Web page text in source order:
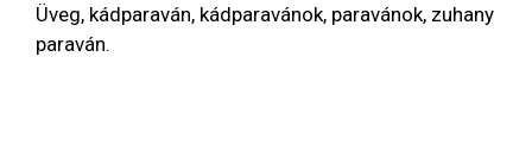
Üveg, kádparaván, kádparavánok, paravánok, zuhany
paraván.